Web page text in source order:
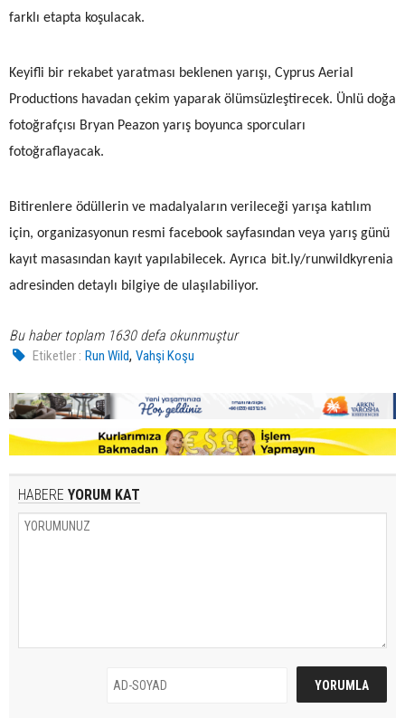
farklı etapta koşulacak.
Keyifli bir rekabet yaratması beklenen yarışı, Cyprus Aerial
Productions havadan çekim yaparak ölümsüzleştirecek. Ünlü doğa
fotoğrafçısı Bryan Peazon yarış boyunca sporcuları
fotoğraflayacak.
Bitirenlere ödüllerin ve madalyaların verileceği yarışa katılım
için, organizasyonun resmi facebook sayfasından veya yarış günü
kayıt masasından kayıt yapılabilecek. Ayrıca bit.ly/runwildkyrenia
adresinden detaylı bilgiye de ulaşılabiliyor.
Bu haber toplam 1630 defa okunmuştur
Etiketler : Run Wild,Vahşi Koşu
HABERE YORUM KAT